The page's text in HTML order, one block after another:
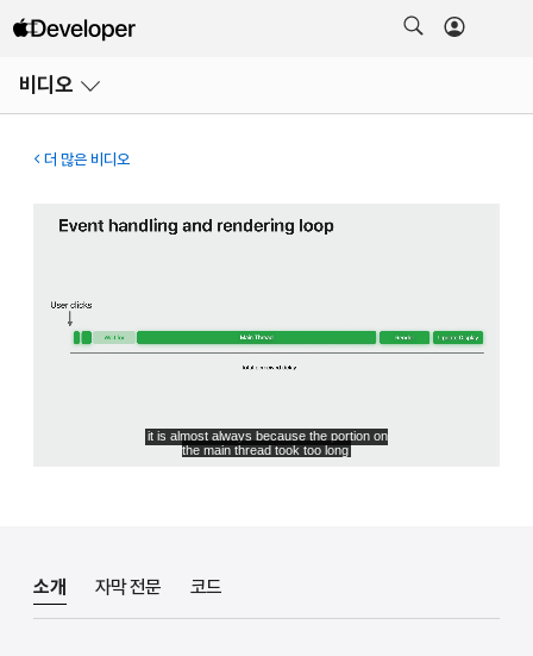
비디오
열기
더 많은 비디오
소개 자막 전문 코드